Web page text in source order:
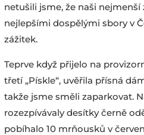
netušili jsme, že naši
nejlepšími dospělými sbory v
zážitek.
Teprve když přijelo na
třetí „Pískle“, uvěřila přísná
takže jsme směli zaparkovat.
rozezpívávaly desítky černě
pobíhalo 10 mrňousků v